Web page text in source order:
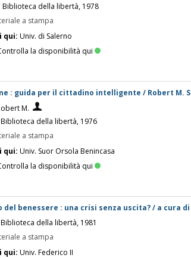
Biblioteca della libertà, 1978
a stampa
qui: Univ. di Salerno
la disponibilità qui
: guida per il cittadino intelligente / Robert M.
M.
della libertà, 1976
a stampa
qui: Univ. Suor Orsola Benincasa
la disponibilità qui
del benessere : una crisi senza uscita? / a cura
della libertà, 1981
a stampa
qui: Univ. Federico II